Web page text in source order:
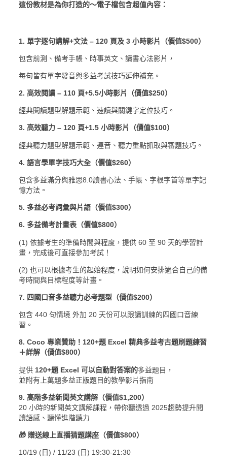
這份教材是為你打造的～電子檔包含超值內容：
1. 單字逐句講解+文法 – 120 頁及 3 小時影片（價值$500）
包含前測、備考手帳、時事英文、讀書心法影片，
每句皆有單字發音與多益考試技巧延伸補充。
2. 高效閱讀 – 110 頁+5.5小時影片（價值$250）
經典閱讀題型解題示範、速讀與關鍵字定位技巧。
3. 高效聽力 – 120 頁+1.5 小時影片（價值$100）
經典聽力題型解題示範、連音、聽力重點抓取與審題技巧。
4. 語言學單字技巧大全（價值$260）
包含多益滿分與雅思8.0讀書心法、手帳、字根字首等單字記
憶方法。
5. 多益必考詞彙與片語（價值$300）
6. 多益備考計畫表（價值$800）
(1) 依據考生的準備時間與程度，提供 60 至 90 天的學習計
畫，完成後可直接參加考試！
(2) 也可以根據考生的起始程度，說明如何安排適合自己的備
考時間與目標程度等計畫。
7. 四國口音多益聽力必考題型（價值$200）
包含 440 句情境 外加 20 天份可以跟讀訓練的四國口音練
習。
8. Coco 專業贊助！120+題 Excel 精典多益考古題刷題練習
＋詳解（價值$800）
提供 120+題 Excel 可以自動對答案的多益題目，
並附有上萬題多益正版題目的教學影片指南
9. 高階多益新聞英文講解（價值$1,200）
20 小時的新聞英文講解課程，帶你聽透過 2025趨勢提升閱
讀語感、聽懂進階聽力
🎁 贈送線上直播猜題講座（價值$800）
10/19 (日) / 11/23 (日) 19:30-21:30